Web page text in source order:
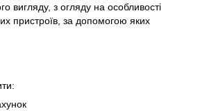
вигляду, з огляду на особливості
пристроїв, за допомогою яких